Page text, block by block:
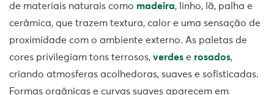
de materiais naturais como madeira, linho, lã, palha e
cerâmica, que trazem textura, calor e uma sensação de
proximidade com o ambiente externo. As paletas de
cores privilegiam tons terrosos, verdes e rosados,
criando atmosferas acolhedoras, suaves e sofisticadas.
Formas orgânicas e curvas suaves aparecem em